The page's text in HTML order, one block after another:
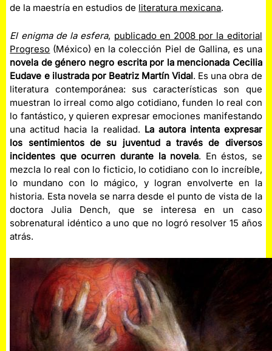
de la maestría en estudios de literatura mexicana.
El enigma de la esfera, publicado en 2008 por la editorial
Progreso (México) en la colección Piel de Gallina, es una
novela de género negro escrita por la mencionada Cecilia
Eudave e ilustrada por Beatriz Martín Vidal. Es una obra de
literatura contemporánea: sus características son que
muestran lo irreal como algo cotidiano, funden lo real con
lo fantástico, y quieren expresar emociones manifestando
una actitud hacia la realidad. La autora intenta expresar
los sentimientos de su juventud a través de diversos
incidentes que ocurren durante la novela. En éstos, se
mezcla lo real con lo ficticio, lo cotidiano con lo increíble,
lo mundano con lo mágico, y logran envolverte en la
historia. Esta novela se narra desde el punto de vista de la
doctora Julia Dench, que se interesa en un caso
sobrenatural idéntico a uno que no logró resolver 15 años
atrás.